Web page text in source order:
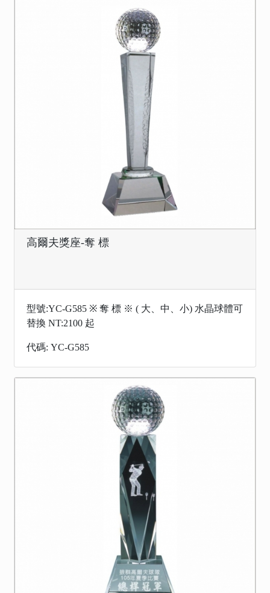
高爾夫獎座-奪 標
型號:YC-G585 ※ 奪 標 ※ ( 大、中、小) 水晶球體可
替換 NT:2100 起
代碼: YC-G585